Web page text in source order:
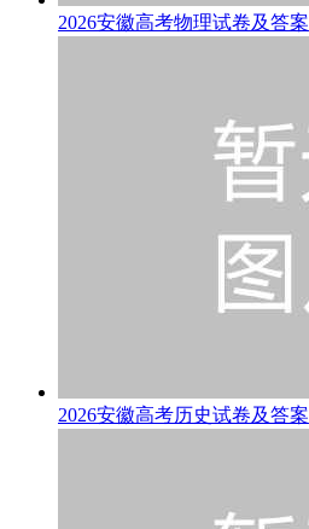
2026安徽高考物理试卷及答案
2026安徽高考历史试卷及答案